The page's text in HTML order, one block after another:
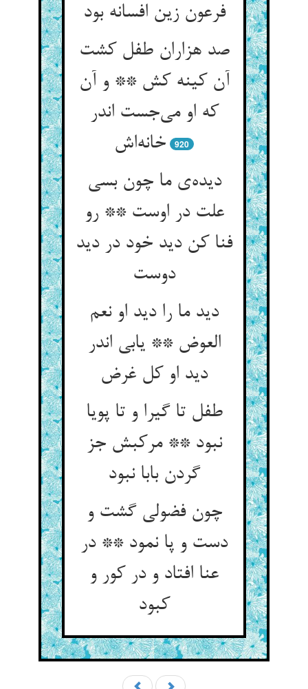
فرعون زین افسانه بود
صد هزاران طفل کشت
آن کینه کش ** و آن
که او می‌‌جست اندر
920
دیده‌‌ی ما چون بسی
علت در اوست ** رو
فنا کن دید خود در دید
دید ما را دید او نعم
العوض ** یابی اندر
طفل تا گیرا و تا پویا
نبود ** مرکبش جز
گردن بابا نبود
چون فضولی گشت و
دست و پا نمود ** در
عنا افتاد و در کور و
کبود